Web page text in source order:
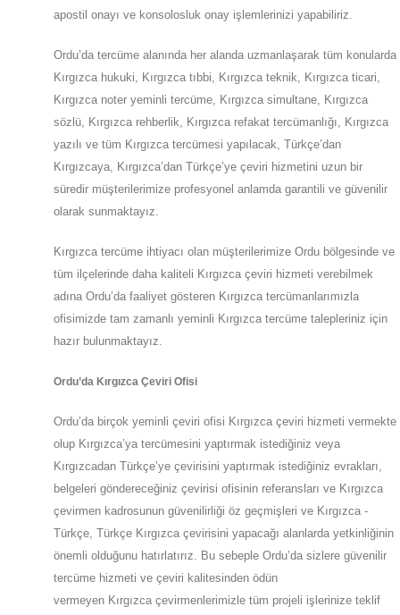
apostil onayı ve konsolosluk onay işlemlerinizi yapabiliriz.
Ordu’da tercüme alanında her alanda uzmanlaşarak tüm konularda
Kırgızca hukuki, Kırgızca tıbbi, Kırgızca teknik, Kırgızca ticari,
Kırgızca noter yeminli tercüme, Kırgızca simultane, Kırgızca
sözlü, Kırgızca rehberlik, Kırgızca refakat tercümanlığı, Kırgızca
yazılı ve tüm Kırgızca tercümesi yapılacak, Türkçe’dan
Kırgızcaya, Kırgızca’dan Türkçe’ye çeviri hizmetini uzun bir
süredir müşterilerimize profesyonel anlamda garantili ve güvenilir
olarak sunmaktayız.
Kırgızca tercüme ihtiyacı olan müşterilerimize Ordu bölgesinde ve
tüm ilçelerinde daha kaliteli Kırgızca çeviri hizmeti verebilmek
adına Ordu’da faaliyet gösteren Kırgızca tercümanlarımızla
ofisimizde tam zamanlı yeminli Kırgızca tercüme talepleriniz için
hazır bulunmaktayız.
Ordu’da Kırgızca Çeviri Ofisi
Ordu’da birçok yeminli çeviri ofisi Kırgızca çeviri hizmeti vermekte
olup Kırgızca’ya tercümesini yaptırmak istediğiniz veya
Kırgızcadan Türkçe’ye çevirisini yaptırmak istediğiniz evrakları,
belgeleri göndereceğiniz çevirisi ofisinin referansları ve Kırgızca
çevirmen kadrosunun güvenilirliği öz geçmişleri ve Kırgızca -
Türkçe, Türkçe Kırgızca çevirisini yapacağı alanlarda yetkinliğinin
önemli olduğunu hatırlatırız. Bu sebeple Ordu’da sizlere güvenilir
tercüme hizmeti ve çeviri kalitesinden ödün
vermeyen Kırgızca çevirmenlerimizle tüm projeli işlerinize teklif